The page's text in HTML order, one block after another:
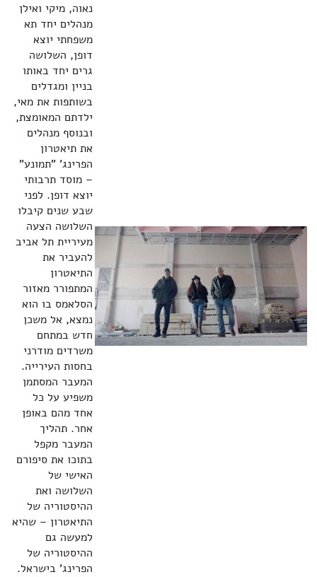
נאוה, מיקי ואילן
מנהלים יחד תא
משפחתי יוצא
דופן, השלושה
גרים יחד באותו
בניין ומגדלים
בשותפות את מאי,
ילדתם המאומצת,
ובנוסף מנהלים
את תיאטרון
הפרינג' "תמונע"
– מוסד תרבותי
יוצא דופן. לפני
שבע שנים קיבלו
השלושה הצעה
מעיריית תל אביב
להעביר את
התיאטרון
המתפורר מאזור
הסלאמס בו הוא
נמצא, אל משכן
חדש במתחם
משרדים מודרני
בחסות העירייה.
המעבר המסתמן
משפיע על כל
אחד מהם באופן
אחר. תהליך
המעבר מקפל
בתוכו את סיפורם
האישי של
השלושה ואת
ההיסטוריה של
התיאטרון – שהיא
למעשה גם
ההיסטוריה של
הפרינג' בישראל.